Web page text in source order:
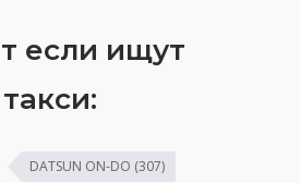
если ищут
DATSUN ON-DO (307)